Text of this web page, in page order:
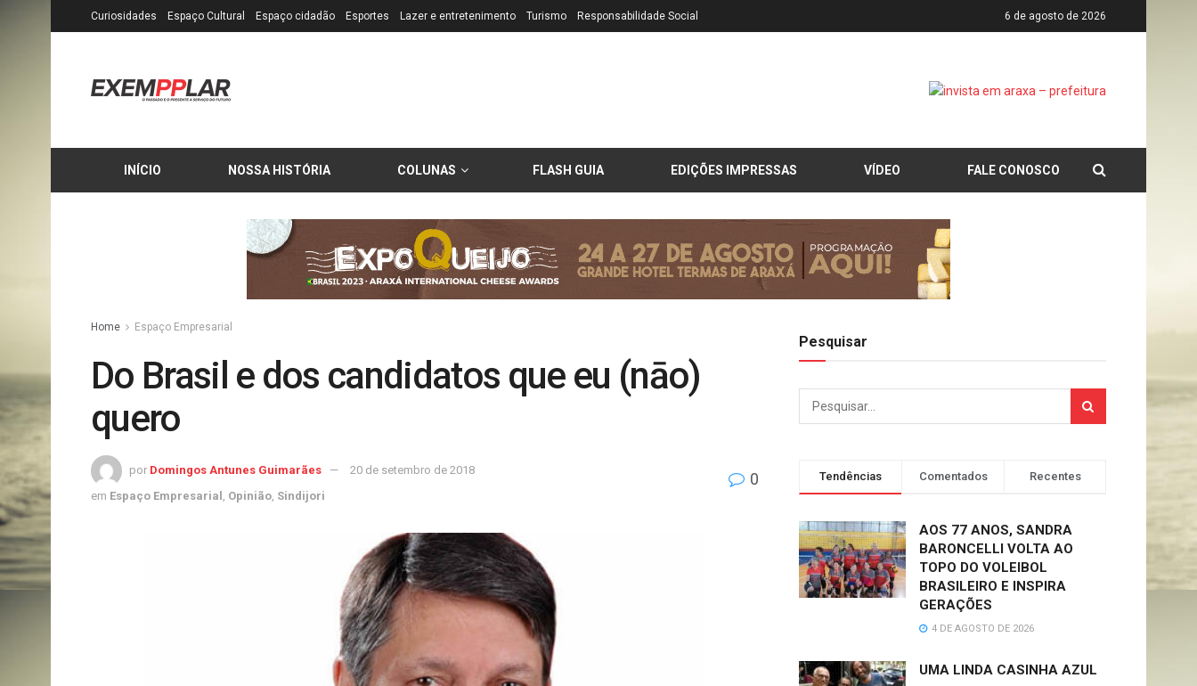
Curiosidades Espaço Cultural Espaço cidadão Esportes Lazer e entretenimento Turismo Responsabilidade Social 6 de agosto de 2026
INÍCIO NOSSA HISTÓRIA COLUNAS FLASH GUIA EDIÇÕES IMPRESSAS VÍDEO FALE CONOSCO
Home Espaço Empresarial
Do Brasil e dos candidatos que eu (nāo)
quero
por Domingos Antunes Guimarães
20 de setembro de 2018
em Espaço Empresarial Opinião Sindijori
0
Pesquisar
Tendências Comentados Recentes
AOS 77 ANOS, SANDRA
BARONCELLI VOLTA AO
TOPO DO VOLEIBOL
BRASILEIRO E INSPIRA
GERAÇÕES
4 DE AGOSTO DE 2026
UMA LINDA CASINHA AZUL